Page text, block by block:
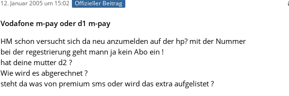
12. Januar 2005 um 15:02 Offizieller Beitrag
Vodafone m-pay oder d1 m-pay
HM schon versucht sich da neu anzumelden auf der hp? mit der Nummer
bei der regestrierung geht mann ja kein Abo ein !
hat deine mutter d2 ?
Wie wird es abgerechnet ?
steht da was von premium sms oder wird das extra aufgelistet ?